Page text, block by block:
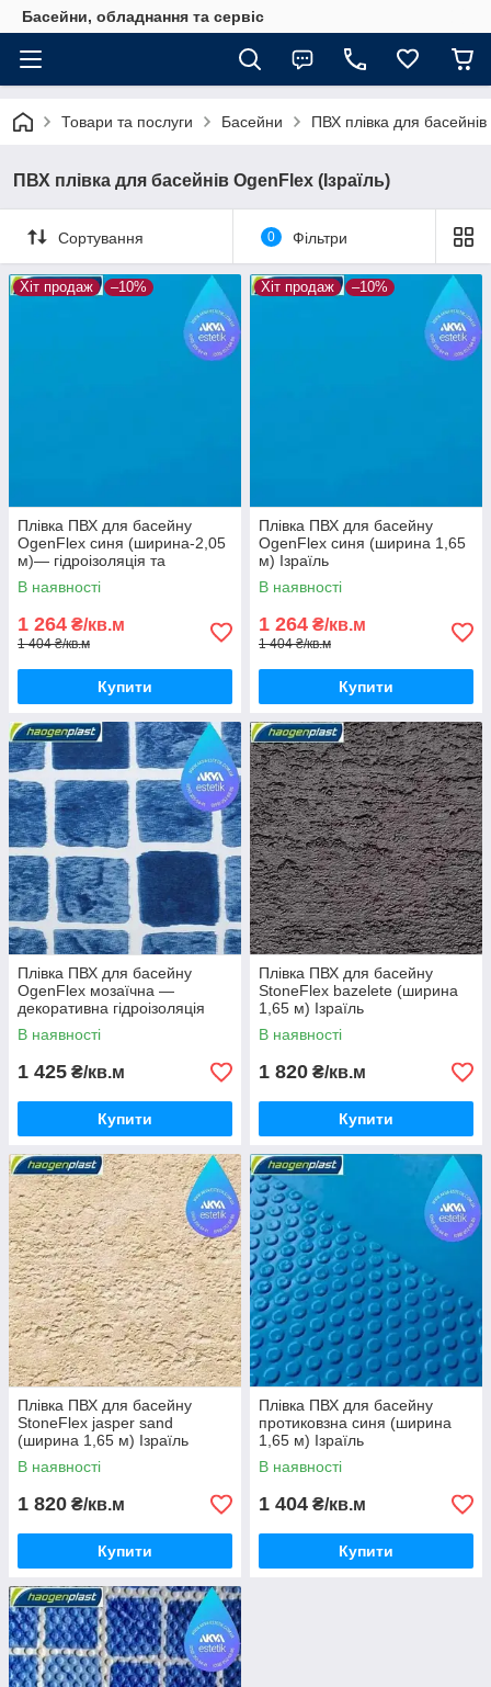
Басейни, обладнання та сервіс
Товари та послуги Басейни ПВХ плівка для басейнів
ПВХ плівка для басейнів OgenFlex (Ізраїль)
Сортування 0 Фільтри
Хіт продаж –10%
Плівка ПВХ для басейну
OgenFlex синя (ширина-2,05
м)— гідроізоляція та
облицювання чаші (Ізраїль)
В наявності
1 264 ₴/кв.м
1 404 ₴/кв.м
Купити
Хіт продаж –10%
Плівка ПВХ для басейну
OgenFlex синя (ширина 1,65
м) Ізраїль
В наявності
1 264 ₴/кв.м
1 404 ₴/кв.м
Купити
Плівка ПВХ для басейну
OgenFlex мозаїчна —
декоративна гідроізоляція
чаші (ширина 1,65 м) Ізраїль
В наявності
1 425 ₴/кв.м
Купити
Плівка ПВХ для басейну
StoneFlex bazelete (ширина
1,65 м) Ізраїль
В наявності
1 820 ₴/кв.м
Купити
Плівка ПВХ для басейну
StoneFlex jasper sand
(ширина 1,65 м) Ізраїль
В наявності
1 820 ₴/кв.м
Купити
Плівка ПВХ для басейну
протиковзна синя (ширина
1,65 м) Ізраїль
В наявності
1 404 ₴/кв.м
Купити